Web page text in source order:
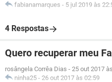
fabianamarques - 5 jul 2019 às
4 Respostas
Quero recuperar meu
rosângela Corrêa Dias - 25 out 2017
ninha25 - 26 out 2017 às 02:59